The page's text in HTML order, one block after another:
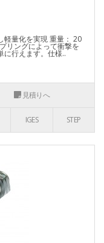
量化を実現 重量： 20
ングによって衝撃を
行えます。仕様..
見積りへ
IGES STEP